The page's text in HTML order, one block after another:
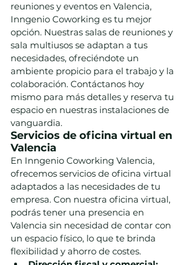
reuniones y eventos en Valencia,
Inngenio Coworking es tu mejor
opción. Nuestras salas de reuniones y
sala multiusos se adaptan a tus
necesidades, ofreciéndote un
ambiente propicio para el trabajo y la
colaboración. Contáctanos hoy
mismo para más detalles y reserva tu
espacio en nuestras instalaciones de
vanguardia.
Servicios de oficina virtual en
Valencia
En Inngenio Coworking Valencia,
ofrecemos servicios de oficina virtual
adaptados a las necesidades de tu
empresa. Con nuestra oficina virtual,
podrás tener una presencia en
Valencia sin necesidad de contar con
un espacio físico, lo que te brinda
flexibilidad y ahorro de costes.